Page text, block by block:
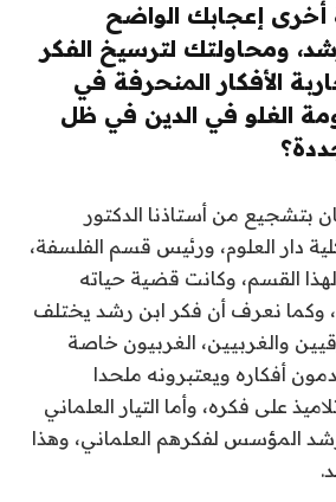
أخرى إعجابك الواضح
ومحاولتك لترسيخ الفكر
الأفكار المنحرفة في
الغلو في الدين في ظل
بتشجيع من أستاذنا الدكتور
دار العلوم، ورئيس قسم الفلسفة،
القسم، وكانت قضية حياته
وكما نعرف أن فكر ابن رشد يختلف
والغربيين، الغربيون خاصة
أفكاره ويعتبرونه ملحدا
على فكره، وأما التيار العلماني
رشد المؤسس لفكرهم العلماني، وهذا